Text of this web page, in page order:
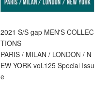
2021 S/S gap MEN'S COLLEC
TIONS
PARIS / MILAN / LONDON / N
EW YORK vol.125 Special Issu
e